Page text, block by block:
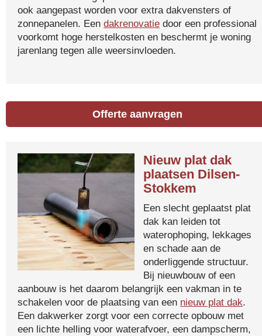
ook aangepast worden voor extra dakvensters of
zonnepanelen. Een dakrenovatie door een professional
voorkomt hoge herstelkosten en beschermt je woning
jarenlang tegen alle weersinvloeden.
Offerte aanvragen
Nieuw plat dak
plaatsen Dilsen-
Stokkem
Een slecht geplaatst plat
dak kan leiden tot
waterophoping, lekkages
en schade aan de
onderliggende structuur.
Bij nieuwbouw of een
aanbouw is het daarom belangrijk een vakman in te
schakelen voor de plaatsing van een nieuw plat dak.
Een dakwerker zorgt voor een correcte opbouw met
een lichte helling voor waterafvoer, een dampscherm,